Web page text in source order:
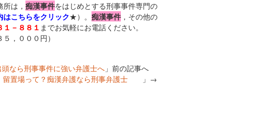
は， 痴漢事件をはじめとする刑事事件専門の
こちらをクリック★）。 痴漢事件 ，その他の
１－８８１ までお気軽にお電話ください。
，０００円）
なら刑事事件に強い弁護士へ 」前の記事へ
置場って？痴漢弁護なら刑事弁護士 」→